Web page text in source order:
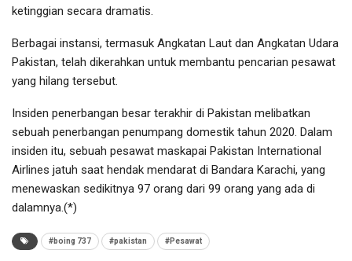
ketinggian secara dramatis.
Berbagai instansi, termasuk Angkatan Laut dan Angkatan Udara
Pakistan, telah dikerahkan untuk membantu pencarian pesawat
yang hilang tersebut.
Insiden penerbangan besar terakhir di Pakistan melibatkan
sebuah penerbangan penumpang domestik tahun 2020. Dalam
insiden itu, sebuah pesawat maskapai Pakistan International
Airlines jatuh saat hendak mendarat di Bandara Karachi, yang
menewaskan sedikitnya 97 orang dari 99 orang yang ada di
dalamnya.(*)
#boing 737 #pakistan #Pesawat